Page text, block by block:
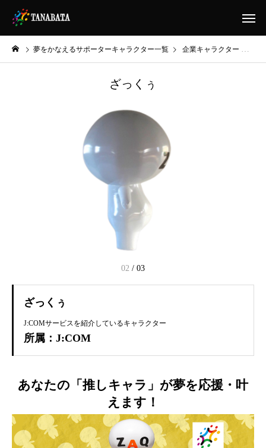
夢をかなえるサポーターキャラクター一覧 企業キャラクター あな
ざっくぅ
02 / 03
ざっくぅ
J:COMサービスを紹介しているキャラクター
所属：J:COM
あなたの「推しキャラ」が夢を応援・叶
えます！